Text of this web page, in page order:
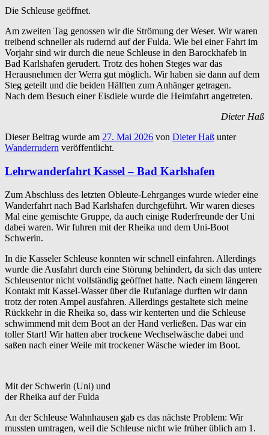
Die Schleuse geöffnet.
Am zweiten Tag genossen wir die Strömung der Weser. Wir waren
treibend schneller als rudernd auf der Fulda. Wie bei einer Fahrt im
Vorjahr sind wir durch die neue Schleuse in den Barockhafeb in
Bad Karlshafen gerudert. Trotz des hohen Steges war das
Herausnehmen der Werra gut möglich. Wir haben sie dann auf dem
Steg geteilt und die beiden Hälften zum Anhänger getragen.
Nach dem Besuch einer Eisdiele wurde die Heimfahrt angetreten.
Dieter Haß
Dieser Beitrag wurde am 27. Mai 2026 von Dieter Haß unter
Wanderrudern veröffentlicht.
Lehrwanderfahrt Kassel – Bad Karlshafen
Zum Abschluss des letzten Obleute-Lehrganges wurde wieder eine
Wanderfahrt nach Bad Karlshafen durchgeführt. Wir waren dieses
Mal eine gemischte Gruppe, da auch einige Ruderfreunde der Uni
dabei waren. Wir fuhren mit der Rheika und dem Uni-Boot
Schwerin.
In die Kasseler Schleuse konnten wir schnell einfahren. Allerdings
wurde die Ausfahrt durch eine Störung behindert, da sich das untere
Schleusentor nicht vollständig geöffnet hatte. Nach einem längeren
Kontakt mit Kassel-Wasser über die Rufanlage durften wir dann
trotz der roten Ampel ausfahren. Allerdings gestaltete sich meine
Rückkehr in die Rheika so, dass wir kenterten und die Schleuse
schwimmend mit dem Boot an der Hand verließen. Das war ein
toller Start! Wir hatten aber trockene Wechselwäsche dabei und
saßen nach einer Weile mit trockener Wäsche wieder im Boot.
Mit der Schwerin (Uni) und
der Rheika auf der Fulda
An der Schleuse Wahnhausen gab es das nächste Problem: Wir
mussten umtragen, weil die Schleuse nicht wie früher üblich am 1.